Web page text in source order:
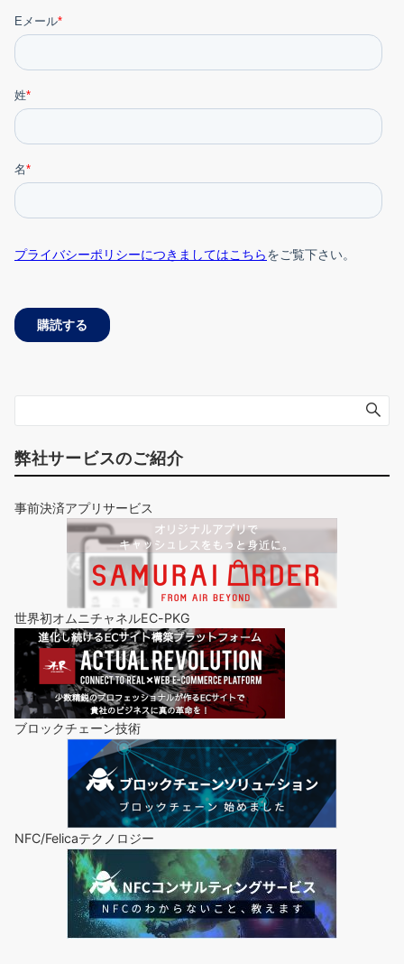
弊社サービスのご紹介
事前決済アプリサービス
世界初オムニチャネルEC-PKG
ブロックチェーン技術
NFC/Felicaテクノロジー